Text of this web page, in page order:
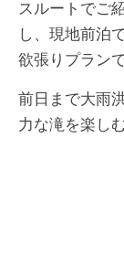
スルートでご
し、現地前泊
欲張りプランで
前日まで大雨
力な滝を楽し